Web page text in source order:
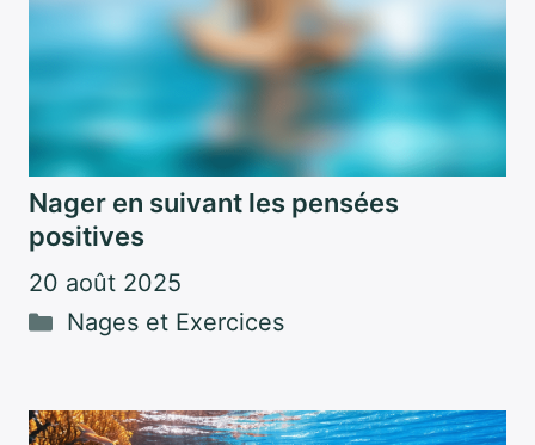
Nager en suivant les pensées
positives
20 août 2025
Catégories
Nages et Exercices